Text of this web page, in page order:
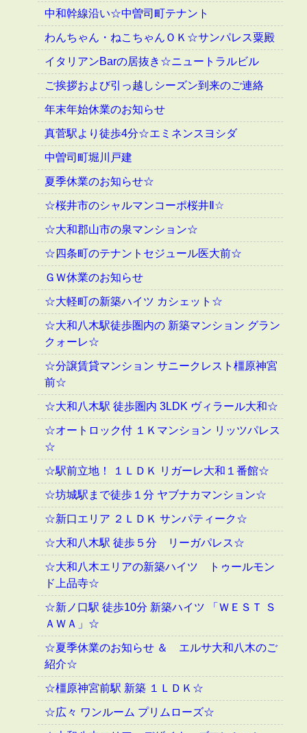
中和幹線沿い☆中曽司町テナント
わんちゃん・ねこちゃんＯＫ☆サンパレス粟殿
イタリアンBarの居抜き☆ニュートラルビル
ご挨拶および引っ越しシーズン到来のご連絡
年末年始休業のお知らせ
真菅駅より徒歩4分☆エミネンスヨシダ
中曽司町堀川戸建
夏季休業のお知らせ☆
☆桜井市のシャルマンコーポ桜井Ⅱ☆
☆大和郡山市の泉マンション☆
☆四条町のテナントセジュール医大前☆
ＧＷ休業のお知らせ
☆大軽町の新築ハイツ カシェット☆
☆大和八木駅徒歩圏内の 新築マンション グラン
クォーレ☆
☆分譲賃貸マンション サニークレスト橿原神宮
前☆
☆大和八木駅 徒歩圏内 3LDK ヴィラール大和☆
☆オートロック付 １Ｋマンション リッツパレス
☆
☆駅前立地！ １ＬＤＫ リガーレ大和１番館☆
☆坊城駅まで徒歩１分 ヤブナカマンション☆
☆新口エリア ２ＬＤＫ サンパティーク☆
☆大和八木駅 徒歩５分 リーガパレス☆
☆大和八木エリアの新築ハイツ トゥールモン
ド上品寺☆
☆新ノ口駅 徒歩10分 新築ハイツ 「ＷＥＳＴ Ｓ
ＡＷＡ」☆
☆夏季休業のお知らせ ＆ エルサ大和八木のご
紹介☆
☆橿原神宮前駅 新築 １ＬＤＫ☆
☆広々 ワンルーム プリムローズ☆